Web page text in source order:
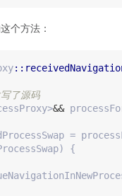
个方法：
了源码
&&
=
{